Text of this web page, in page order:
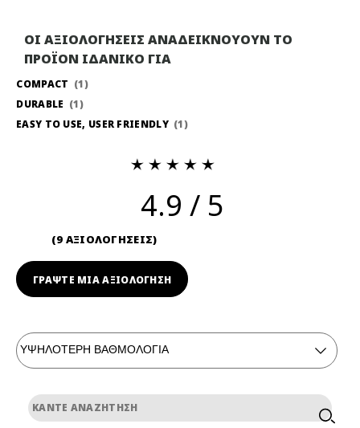
ΟΙ ΑΞΙΟΛΟΓΗΣΕΙΣ ΑΝΑΔΕΙΚΝΟΥΟΥΝ ΤΟ
ΠΡΟΪΟΝ ΙΔΑΝΙΚΟ ΓΙΑ
COMPACT
1
DURABLE
1
EASY TO USE, USER FRIENDLY
1
4.9
9 ΑΞΙΟΛΟΓΗΣΕΙΣ
ΓΡΆΨΤΕ ΜΙΑ ΑΞΙΟΛΟΓΗΣΗ